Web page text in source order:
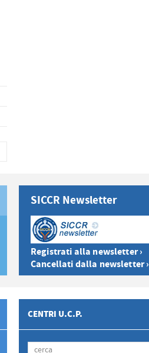
SICCR Newsletter
Registrati alla newsletter ›
Cancellati dalla newsletter ›
CENTRI U.C.P.